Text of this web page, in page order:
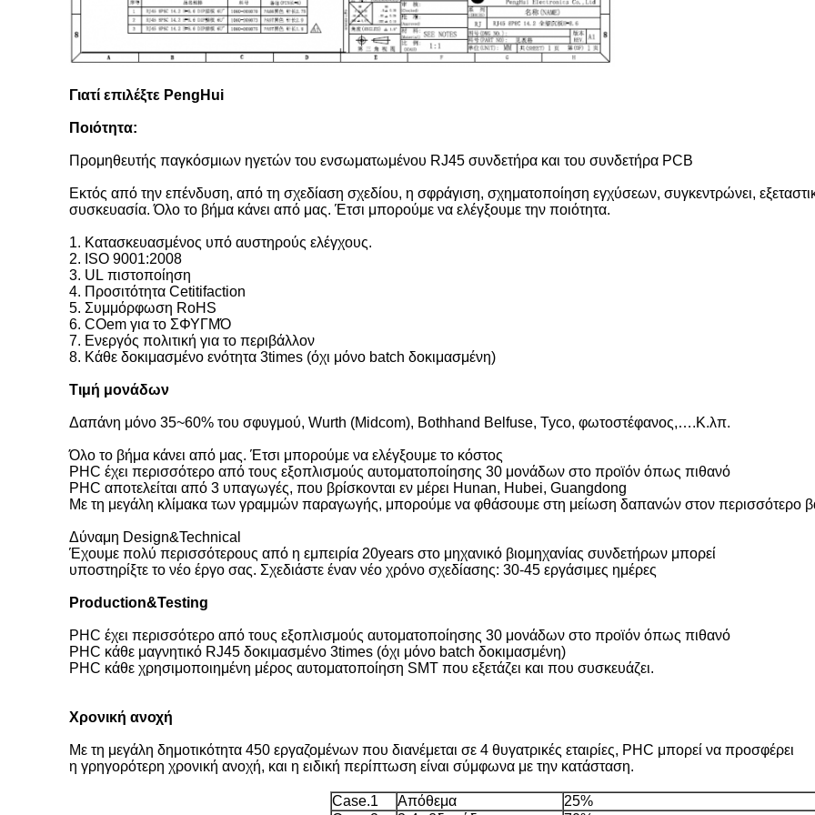
Γιατί επιλέξτε PengHui
Ποιότητα:
Προμηθευτής παγκόσμιων ηγετών του ενσωματωμένου RJ45 συνδετήρα και του συνδετήρα PCB
Εκτός από την επένδυση, από τη σχεδίαση σχεδίου, η σφράγιση, σχηματοποίηση εγχύσεων, συγκεντρώνει,
συσκευασία. Όλο το βήμα κάνει από μας. Έτσι μπορούμε να ελέγξουμε την ποιότητα.
1. Κατασκευασμένος υπό αυστηρούς ελέγχους.
2. ISO 9001:2008
3. UL πιστοποίηση
4. Προσιτότητα Cetitifaction
5. Συμμόρφωση RoHS
6. COem για το ΣΦΥΓΜΌ
7. Ενεργός πολιτική για το περιβάλλον
8. Κάθε δοκιμασμένο ενότητα 3times (όχι μόνο batch δοκιμασμένη)
Τιμή μονάδων
Δαπάνη μόνο 35~60% του σφυγμού, Wurth (Midcom), Bothhand Belfuse, Tyco, φωτοστέφανος,….Κ.λπ.
Όλο το βήμα κάνει από μας. Έτσι μπορούμε να ελέγξουμε το κόστος
PHC έχει περισσότερο από τους εξοπλισμούς αυτοματοποίησης 30 μονάδων στο προϊόν όπως πιθανό
PHC αποτελείται από 3 υπαγωγές, που βρίσκονται εν μέρει Hunan, Hubei, Guangdong
Με τη μεγάλη κλίμακα των γραμμών παραγωγής, μπορούμε να φθάσουμε στη μείωση δαπανών στον περισσότερο
Δύναμη Design&Technical
Έχουμε πολύ περισσότερους από η εμπειρία 20years στο μηχανικό βιομηχανίας συνδετήρων μπορεί
υποστηρίξτε το νέο έργο σας. Σχεδιάστε έναν νέο χρόνο σχεδίασης: 30-45 εργάσιμες ημέρες
Production&Testing
PHC έχει περισσότερο από τους εξοπλισμούς αυτοματοποίησης 30 μονάδων στο προϊόν όπως πιθανό
PHC κάθε μαγνητικό RJ45 δοκιμασμένο 3times (όχι μόνο batch δοκιμασμένη)
PHC κάθε χρησιμοποιημένη μέρος αυτοματοποίηση SMT που εξετάζει και που συσκευάζει.
Χρονική ανοχή
Με τη μεγάλη δημοτικότητα 450 εργαζομένων που διανέμεται σε 4 θυγατρικές εταιρίες, PHC μπορεί να προσφέρει
η γρηγορότερη χρονική ανοχή, και η ειδική περίπτωση είναι σύμφωνα με την κατάσταση.
Case.1 Απόθεμα
25%